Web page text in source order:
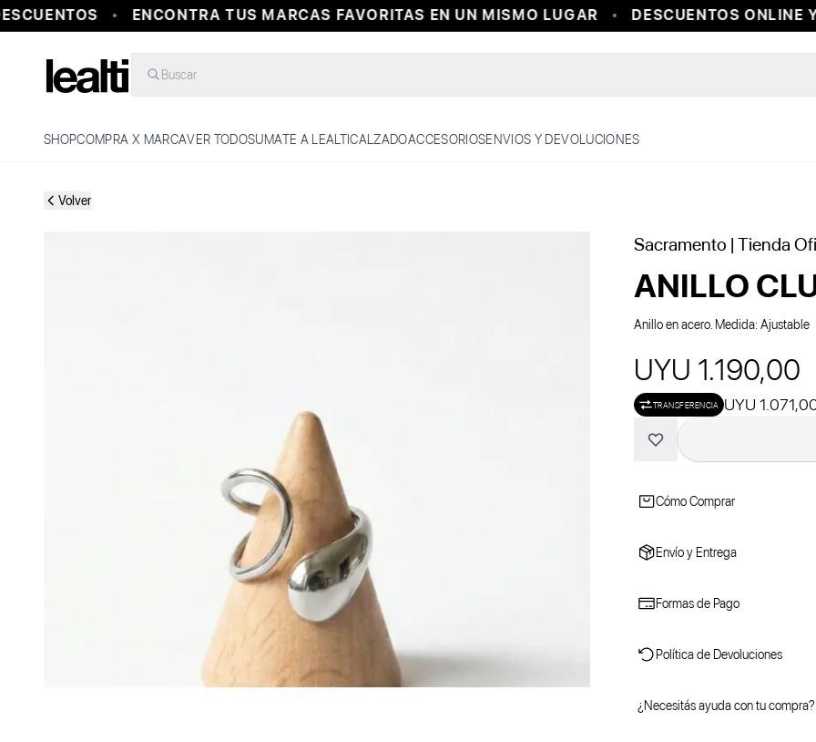
ENCONTRA TUS MARCAS FAVORITAS EN UN MISMO LUGAR DESCUENTOS ONLINE Y
Buscar
SHOPCOMPRA X MARCAVER TODOSUMATE A LEALTICALZADOACCESORIOSENVIOS Y DEVOLUCIONES
Volver
Sacramento | Tienda
ANILLO
Anillo en acero. Medida: Ajustable
UYU 1.190,00
TRANSFERENCIA UYU
Cómo Comprar
Envío y Entrega
Formas de Pago
Política de Devoluciones
¿Necesitás ayuda con tu compra?